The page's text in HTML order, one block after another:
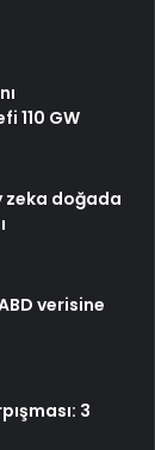
110 GW
zeka doğada
verisine
3